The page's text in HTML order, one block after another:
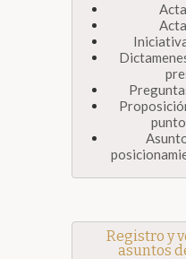
Registro y
asuntos